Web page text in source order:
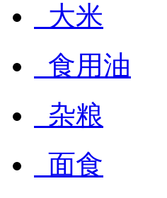
大米
食用油
杂粮
面食